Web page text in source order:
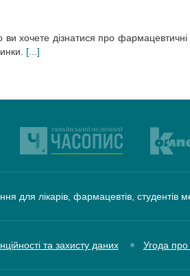
хочете дізнатися про
[...]
для лікарів, фармацевтів, студентів
та захисту даних Угода про